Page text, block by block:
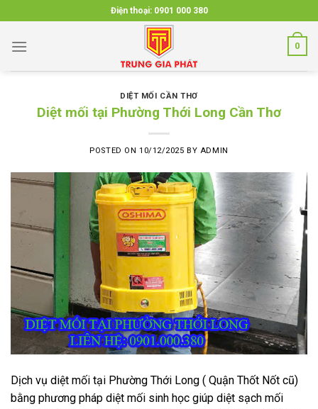
to
content
Điện thoại: 0901 000 380
0
DIỆT MỐI CẦN THƠ
Diệt mối tại Phường Thới Long Cần Thơ
POSTED ON 10/12/2025 BY ADMIN
Dịch vụ diệt mối tại Phường Thới Long ( Quận Thốt Nốt cũ)
bằng phương pháp diệt mối sinh học giúp diệt sạch mối